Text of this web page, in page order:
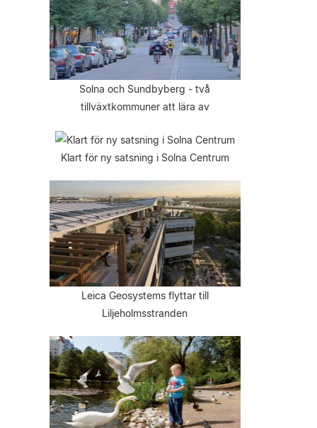
Solna och Sundbyberg - två
tillväxtkommuner att lära av
Klart för ny satsning i Solna Centrum
Leica Geosystems flyttar till
Liljeholmsstranden